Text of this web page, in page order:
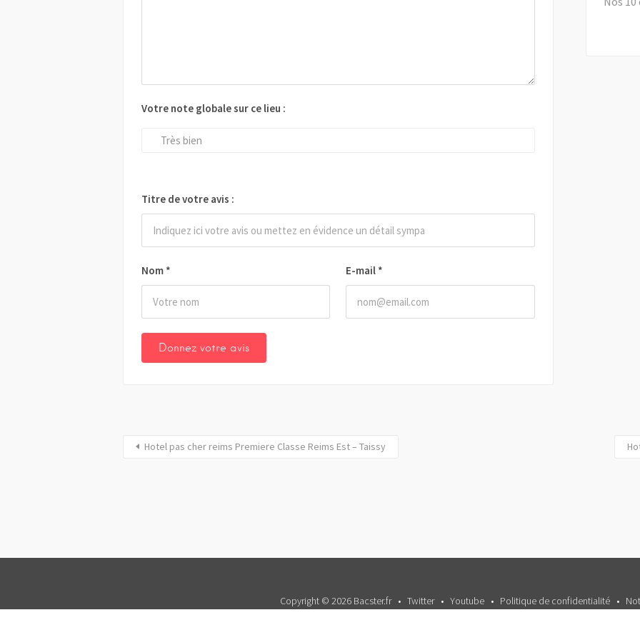
Nom * E-mail *
Votre note globale sur ce lieu :
Très bien
Titre de votre avis :
Hotel pas cher reims Premiere Classe Reims Est – Taissy
Copyright © 2026 Bacster.fr Twitter Youtube Politique de confidentialité